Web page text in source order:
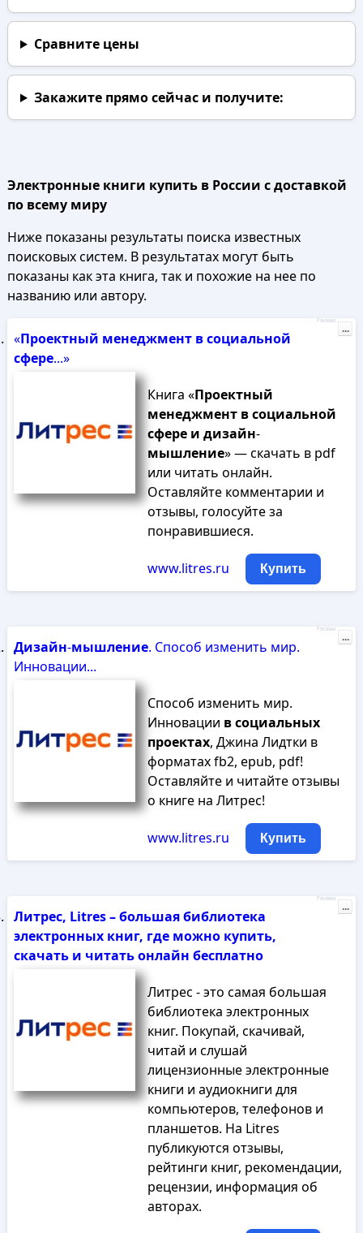
Сравните цены
Закажите прямо сейчаси получите:
Электронные книги купить в России с доставкой
по всему миру
Ниже показаны результаты поиска известных
поисковых систем. В результатах могут быть
показаны как эта книга, так и похожие на нее по
названию или автору.
«Проектный менеджмент всоциальной
сфере...»
Книга «Проектный
менеджмент всоциальной
сфере и дизайн-
мышление» — скачать в pdf
или читать онлайн.
Оставляйте комментарии и
отзывы, голосуйте за
понравившиеся.
www.litres.ru Купить
Реклама
...
Дизайн-мышление. Способ изменить мир.
Инновации...
Способ изменить мир.
Инновации всоциальных
проектах, Джина Лидтки в
форматах fb2, epub, pdf!
Оставляйте и читайте отзывы
о книге на Литрес!
www.litres.ru Купить
Реклама
...
Литрес, Litres – большая библиотека
электронных книг, где можно купить,
скачать и читать онлайн бесплатно
Литрес - это самая большая
библиотека электронных
книг. Покупай, скачивай,
читай и слушай
лицензионные электронные
книги и аудиокниги для
компьютеров, телефонов и
планшетов. На Litres
публикуются отзывы,
рейтинги книг, рекомендации,
рецензии, информация об
авторах.
Реклама
...